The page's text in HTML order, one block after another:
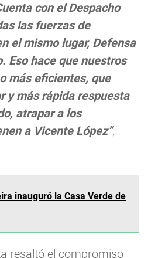
con el Despacho
las fuerzas de
el mismo lugar, Defensa
Eso hace que nuestros
más eficientes, que
y más rápida respuesta
atrapar a los
a Vicente López”,
inauguró la Casa Verde de
resaltó el compromiso